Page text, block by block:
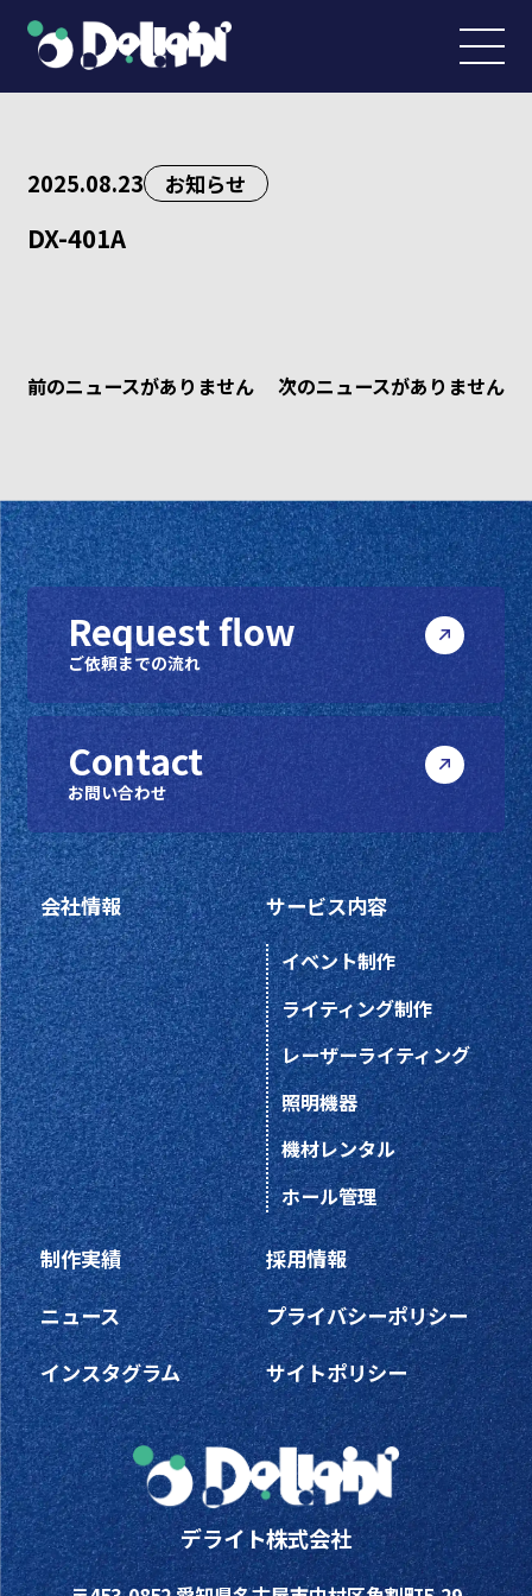
2025.08.23 お知らせ
DX-401A
前のニュースがありません 次のニュースがありません
Request flow
ご依頼までの流れ
Contact
お問い合わせ
会社情報 サービス内容
イベント制作
ライティング制作
レーザーライティング
照明機器
機材レンタル
ホール管理
制作実績
ニュース
インスタグラム
採用情報
プライバシーポリシー
サイトポリシー
デライト株式会社